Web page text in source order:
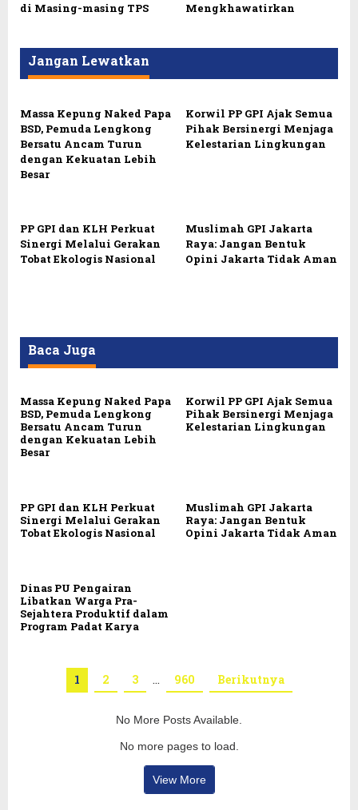
di Masing-masing TPS
Mengkhawatirkan
Jangan Lewatkan
Massa Kepung Naked Papa
BSD, Pemuda Lengkong
Bersatu Ancam Turun
dengan Kekuatan Lebih
Besar
Korwil PP GPI Ajak Semua
Pihak Bersinergi Menjaga
Kelestarian Lingkungan
PP GPI dan KLH Perkuat
Sinergi Melalui Gerakan
Tobat Ekologis Nasional
Muslimah GPI Jakarta
Raya: Jangan Bentuk
Opini Jakarta Tidak Aman
Baca Juga
Massa Kepung Naked Papa
BSD, Pemuda Lengkong
Bersatu Ancam Turun
dengan Kekuatan Lebih
Besar
Korwil PP GPI Ajak Semua
Pihak Bersinergi Menjaga
Kelestarian Lingkungan
PP GPI dan KLH Perkuat
Sinergi Melalui Gerakan
Tobat Ekologis Nasional
Muslimah GPI Jakarta
Raya: Jangan Bentuk
Opini Jakarta Tidak Aman
Dinas PU Pengairan
Libatkan Warga Pra-
Sejahtera Produktif dalam
Program Padat Karya
1 2 3 … 960 Berikutnya
No More Posts Available.
No more pages to load.
View More